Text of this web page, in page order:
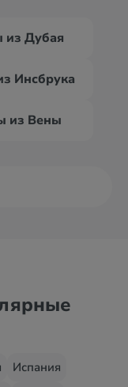
из Дубая
Инсбрука
из Вены
Испания